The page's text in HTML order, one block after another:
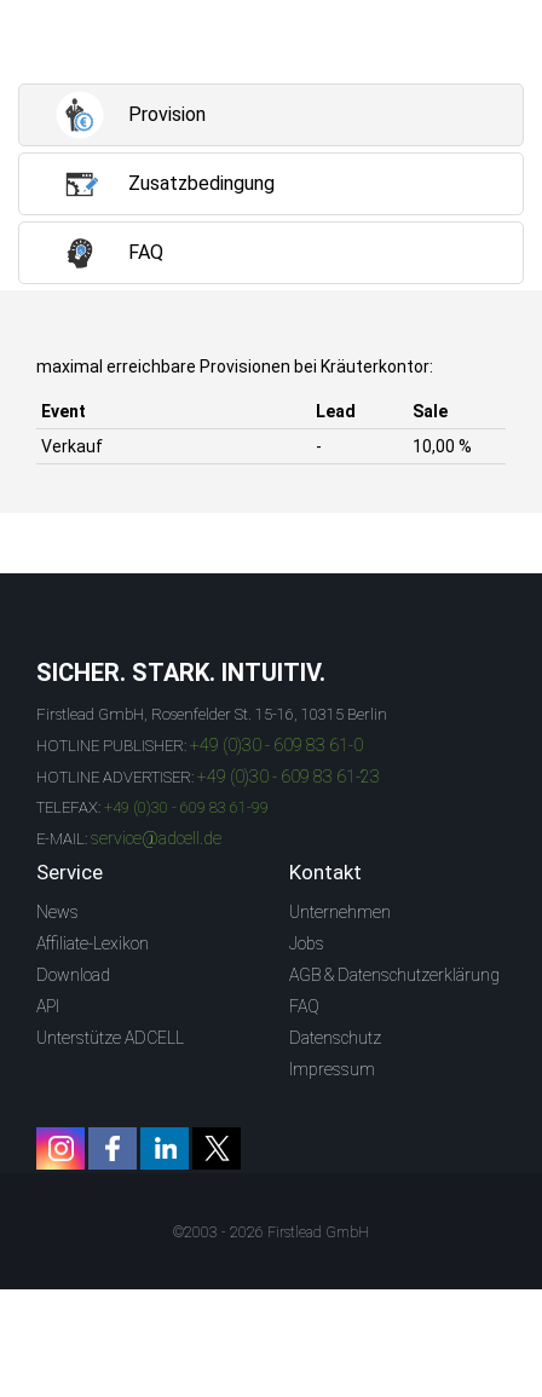
Provision
Zusatzbedingung
FAQ
maximal erreichbare Provisionen bei Kräuterkontor:
Event Lead
Sale
Verkauf
- 10,00 %
SICHER. STARK. INTUITIV.
Firstlead GmbH, Rosenfelder St. 15-16, 10315 Berlin
HOTLINE PUBLISHER: +49 (0)30 - 609 83 61-0
HOTLINE ADVERTISER: +49 (0)30 - 609 83 61-23
TELEFAX: +49 (0)30 - 609 83 61-99
E-MAIL: service@adcell.de
Service
News
Affiliate-Lexikon
Download
API
Unterstütze ADCELL
Kontakt
Unternehmen
Jobs
AGB & Datenschutzerklärung
FAQ
Datenschutz
Impressum
©2003 - 2026 Firstlead GmbH